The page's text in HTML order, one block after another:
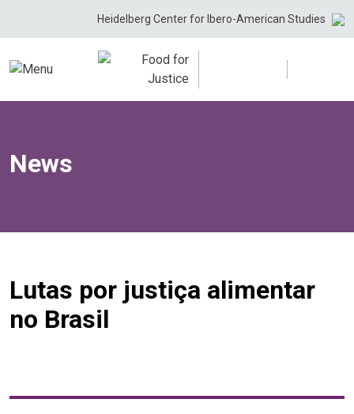
Heidelberg Center for Ibero-American Studies
News
Lutas por justiça alimentar
no Brasil